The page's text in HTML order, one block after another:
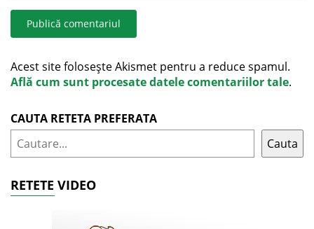
Acest site folosește Akismet pentru a reduce spamul.
Află cum sunt procesate datele comentariilor tale.
CAUTA RETETA PREFERATA
Cauta
RETETE VIDEO